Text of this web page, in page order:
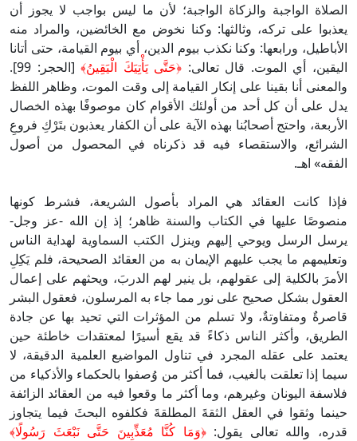
الصلاة الواجبة والزكاة الواجبة؛ لأن ما ليس بواجب لا يجوز أن
يعذبوا على تركه، وثالثها: وكنا نخوض مع الخائضين، والمراد منه
الأباطيل، ورابعها: وكنا نكذب بيوم الدين، أي بيوم القيامة، حتى أتانا
اليقين، أي الموت. قال تعالى: ﴿حَتَّى يَأْتِيَكَ الْيَقِينُ﴾
[الحجر: 99].
والمعنى أنا بقينا على إنكار القيامة إلى وقت الموت، وظاهر اللفظ
يدل على أن كل أحد من أولئك الأقوام كان موصوفًا بهذه الخصال
الأربعة، واحتج أصحابُنا بهذه الآية على أن الكفار يعذبون بتَرْكِ فروعِ
الشرائع، والاستقصاء فيه قد ذكرناه في المحصول من أصول
الفقه» اهـ.
فإذا كانت العقائد هي المراد بأصول الشريعة، فشرط كونها
منصوصًا عليها في الكتاب والسنة ظاهر؛ إذ إن الله -عز وجل-
يرسل الرسل ويوحي إليهم وينزل الكتب السماوية لهداية الناس
وتعليمهم ما يجب عليهم الإيمان به من العقائد الصحيحة، فلم يَكِلِ
الأمرَ بالكلية إلى عقولهم، بل ينير لهم الدربَ، ويحثهم على إعمال
العقول بشكل صحيح على نور مما جاء به المرسلون، فعقول البشر
قاصرةٌ ومتفاوتةٌ، ولا تسلم من المؤثرات التي تحيد بها عن جادة
الطريق، وأكثر الناس ذكاءً قد يقع أسيرًا لمعتقدات خاطئة حين
يعتمد على عقله المجرد في تناول المواضيع العلمية الدقيقة، لا
سيما إذا تعلقت بالغيب، فما أكثر من وُصفوا بالحكماء والأذكياء من
فلاسفة اليونان وغيرهم، وما أكثر ما وقعوا فيه من العقائد الزائفة
حينما وثقوا في العقل الثقةَ المطلقةَ فكلفوه البحثَ فيما يتجاوز
قدره، والله تعالى يقول:﴿وَمَا كُنَّا مُعَذِّبِينَ حَتَّى نَبْعَثَ رَسُولًا﴾